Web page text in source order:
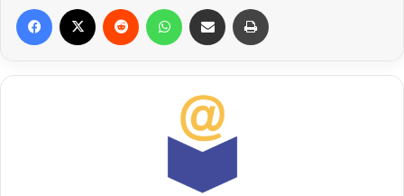
Facebook Reddit WhatsAppCompartilhar via e-mail